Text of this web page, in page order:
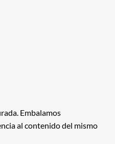
Embalamos
al contenido del mismo